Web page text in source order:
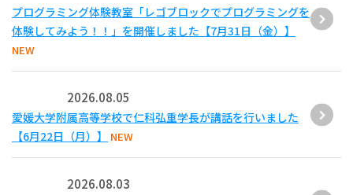
プログラミング体験教室「レゴブロックでプログラミングを
体験してみよう！！」を開催しました【7月31日（金）】
NEW
2026.08.05
愛媛大学附属高等学校で仁科弘重学長が講話を行いました
【6月22日（月）】
NEW
2026.08.03